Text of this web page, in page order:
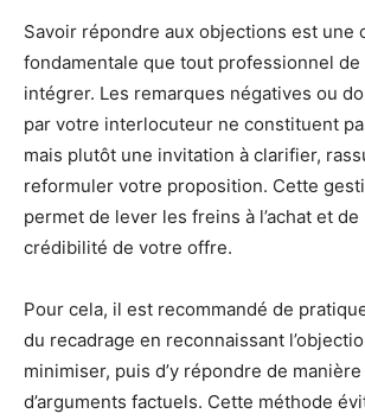
Savoir répondre aux objections est une
fondamentale que tout professionnel
intégrer. Les remarques négatives ou
par votre interlocuteur ne constituent
mais plutôt une invitation à clarifier,
reformuler votre proposition. Cette
permet de lever les freins à l’achat et
crédibilité de votre offre.
Pour cela, il est recommandé de
du recadrage en reconnaissant
minimiser, puis d’y répondre de manière
d’arguments factuels. Cette méthode